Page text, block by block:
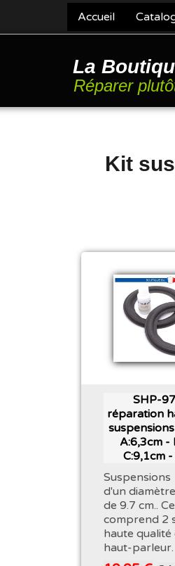
Accueil
La
Réparer
Kit
SHP-
réparation
A:6,3cm -
C:9,1cm
Suspensions
d'un
de 9.7 cm..
comprend 2
haute qualité
haut-parleur.